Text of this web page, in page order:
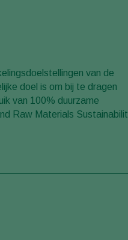
van de
doel is om bij te dragen
van 100% duurzame
Raw Materials